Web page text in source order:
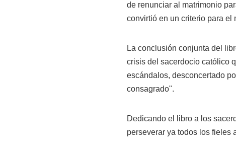
de renunciar al matrimonio
convirtió en un criterio para el
La conclusión conjunta del
crisis del sacerdocio católico
escándalos, desconcertado
consagrado".
Dedicando el libro a los
perseverar ya todos los fieles